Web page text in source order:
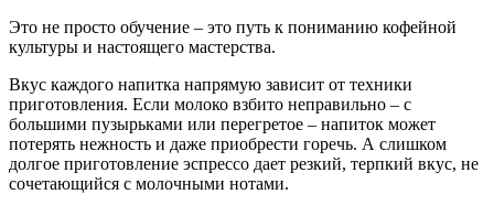
Это не просто обучение – это путь к пониманию кофейной
культуры и настоящего мастерства.
Вкус каждого напитка напрямую зависит от техники
приготовления. Если молоко взбито неправильно – с
большими пузырьками или перегретое – напиток может
потерять нежность и даже приобрести горечь. А слишком
долгое приготовление эспрессо дает резкий, терпкий вкус, не
сочетающийся с молочными нотами.